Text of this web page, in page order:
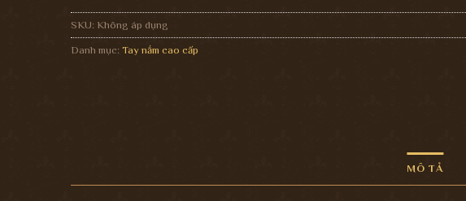
SKU: Không áp dụng
Danh mục: Tay nắm cao cấp
MÔ TẢ